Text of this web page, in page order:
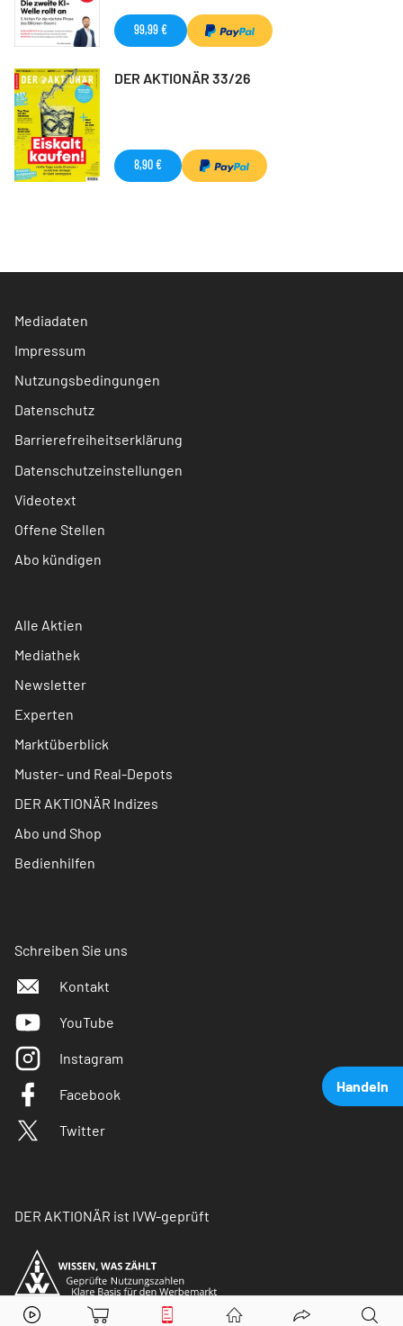
Handeln
Mercedes-Benz Aktie jetzt handeln?
99,99 €
DER AKTIONÄR 33/26
8,90 €
Mediadaten
Impressum
Nutzungsbedingungen
Datenschutz
Barrierefreiheitserklärung
Datenschutzeinstellungen
Videotext
Offene Stellen
Abo kündigen
Alle Aktien
Mediathek
Newsletter
Experten
Marktüberblick
Muster- und Real-Depots
DER AKTIONÄR Indizes
Abo und Shop
Bedienhilfen
Schreiben Sie uns
Kontakt
YouTube
Instagram
Facebook
Twitter
DER AKTIONÄR ist IVW-geprüft